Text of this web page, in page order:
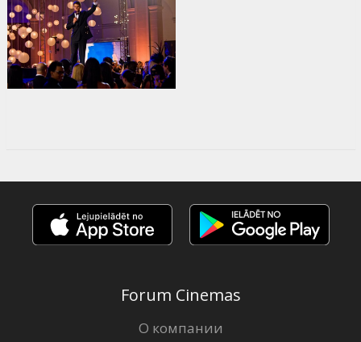
Forum Cinemas
О компании